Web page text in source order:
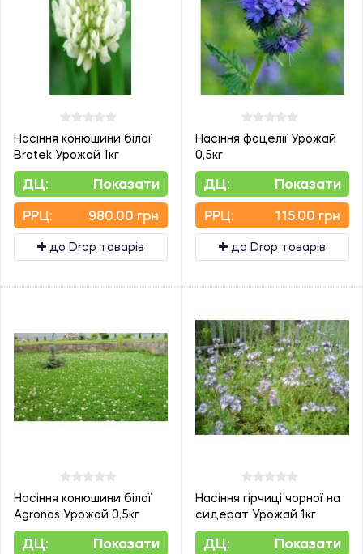
Насіння конюшини білої
Bratek Урожай 1кг
ДЦ: Показати
PPЦ: 980.00 грн
до Drop товарів
Насіння фацелії Урожай
0,5кг
ДЦ: Показати
PPЦ: 115.00 грн
до Drop товарів
Насіння конюшини білої
Agronas Урожай 0,5кг
ДЦ: Показати
Насіння гірчиці чорної на
сидерат Урожай 1кг
ДЦ: Показати